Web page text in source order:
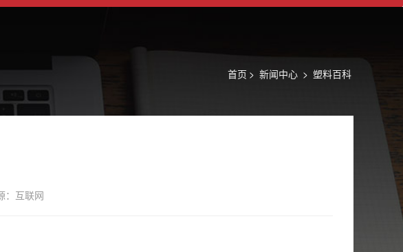
首页 > 新闻中心 > 塑料百科
：互联网